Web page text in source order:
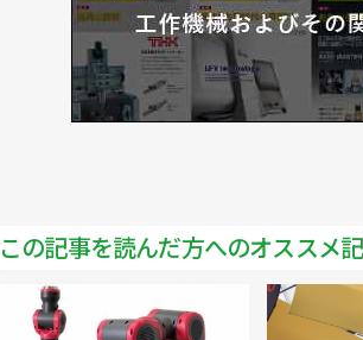
ルロボット ステイシー・モーザーCCO
>>30kg可搬の協働ロボット発売！ 高可
>>「URアカデミー」の受講者数が全世
>>パートナー企業35社とオンライン展、
この記事を読んだ方へのオススメ